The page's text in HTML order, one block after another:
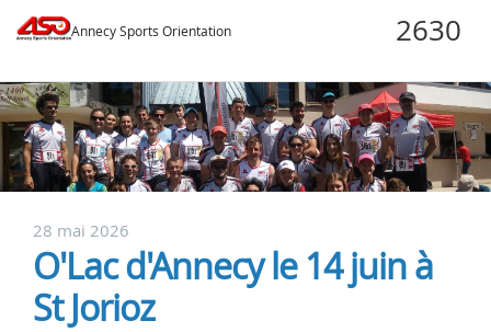
Annecy Sports Orientation
28 mai 2026
O'Lac d'Annecy le 14 juin à
St Jorioz